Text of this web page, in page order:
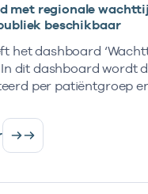
met regionale
beschikbaar
het dashboard
In dit dashboard wordt
per patiëntgroep